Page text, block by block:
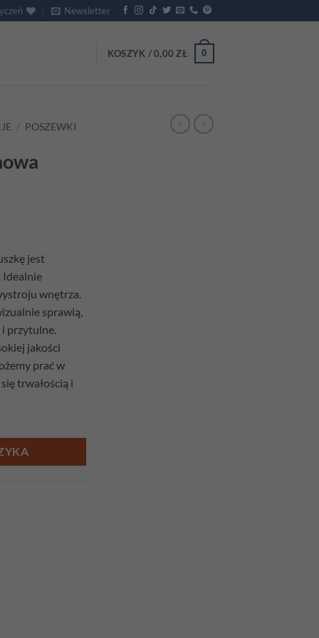
Newsletter
KOSZYK /0,00 ZŁ 0
/ POSZEWKI
jest
Idealnie
wnętrza.
sprawią,
przytulne.
jakości
prać w
trwałością i